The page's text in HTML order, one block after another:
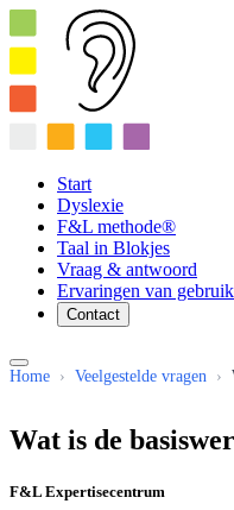
Start
Dyslexie
F&L methode®
Taal in Blokjes
Vraag & antwoord
Ervaringen van
Contact
Home › Veelgestelde vragen ›
Wat is de
F&L Expertisecentrum